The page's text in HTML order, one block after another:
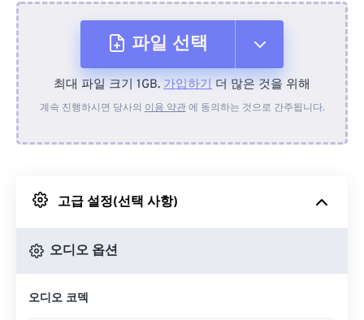
파일 선택
장치에서
Google 드라이브에서
최대 파일 크기 1GB. 가입하기 더 많은 것을 위해
계속 진행하시면 당사의 이용 약관에 동의하는 것으로 간주됩니다.
고급 설정(선택 사항)
오디오 옵션
오디오 코덱